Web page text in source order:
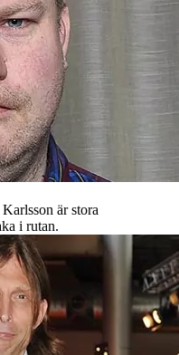
är stora
i rutan.